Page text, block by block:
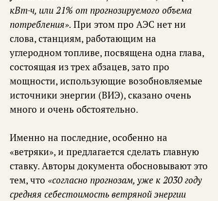
кВт∙ч, или 21% от прогнозируемого объема
потребления». При этом про АЭС нет ни
слова, станциям, работающим на
углеродном топливе, посвящена одна глава,
состоящая из трех абзацев, зато про
мощности, использующие возобновляемые
источники энергии (ВИЭ), сказано очень
много и очень обстоятельно.
Именно на последние, особенно на
«ветряки», и предлагается сделать главную
ставку. Авторы документа обосновывают это
тем, что «согласно прогнозам, уже к 2030 году
средняя себестоимость ветряной энергии